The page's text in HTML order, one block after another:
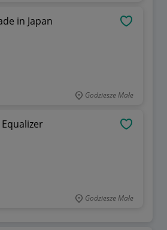
in Japan
Godziesze Małe
Godziesze Małe